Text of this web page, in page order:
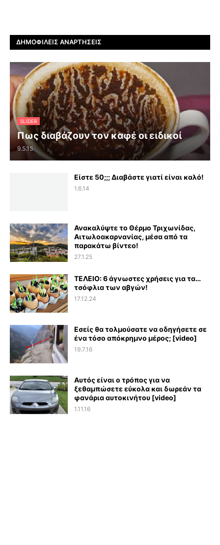
ΔΗΜΟΦΙΛΕΊΣ ΑΝΑΡΤΉΣΕΙΣ
SLIDER
Πως διαβάζουν τον καφέ οι ειδικοί
9.5.15
Είστε 50;;; Διαβάστε γιατί είναι καλό!
1.6.14
Ανακαλύψτε το Θέρμο Τριχωνίδας,
Αιτωλοακαρνανίας, μέσα από τα
παρακάτω βίντεο!
27.1.25
ΤΕΛΕΙΟ: 6 άγνωστες χρήσεις για τα…
τσόφλια των αβγών!
17.12.24
Εσείς θα τολμούσατε να οδηγήσετε σε
ένα τόσο απόκρημνο μέρος; [video]
19.7.16
Αυτός είναι ο τρόπος για να
ξεθαμπώσετε εύκολα και δωρεάν τα
φανάρια αυτοκινήτου [video]
1.11.16